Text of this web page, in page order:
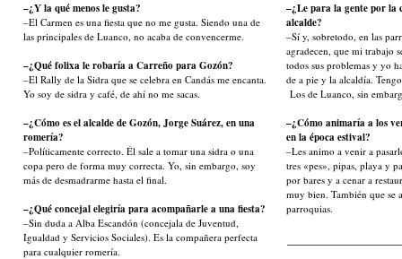
–¿Y la qué menos le gusta?
–El Carmen es una fiesta que no me gusta. Siendo una de
las principales de Luanco, no acaba de convencerme.
–¿Qué folixa le robaría a Carreño para Gozón?
–El Rally de la Sidra que se celebra en Candás me encanta.
Yo soy de sidra y café, de ahí no me sacas.
–¿Cómo es el alcalde de Gozón, Jorge Suárez, en una
romería?
–Políticamente correcto. Él sale a tomar una sidra o una
copa pero de forma muy correcta. Yo, sin embargo, soy
más de desmadrarme hasta el final.
–¿Qué concejal elegiría para acompañarle a una fiesta?
–Sin duda a Alba Escandón (concejala de Juventud,
Igualdad y Servicios Sociales). Es la compañera perfecta
para cualquier romería.
–¿Le para la gente por la
alcalde?
–Sí y, sobretodo, en las
agradecen, que mi trabajo
todos sus problemas y yo
de a pie y la alcaldía.
Los de Luanco, sin
–¿Cómo animaría a los
en la época estival?
–Les animo a venir a
tres «pes», pipas, playa y
por bares y a cenar a
muy bien. También que se
parroquias.